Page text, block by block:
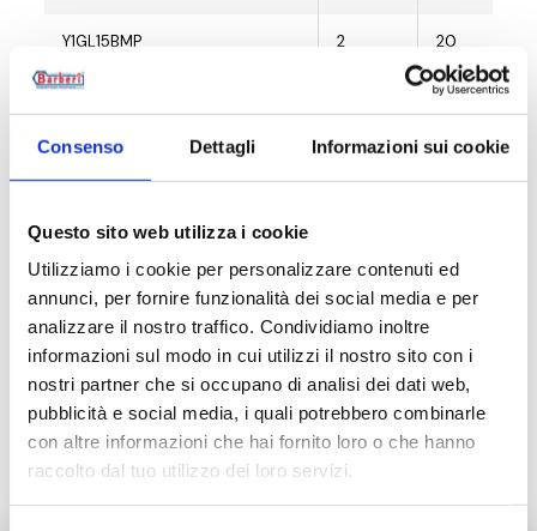
Consenso Dettagli Informazioni sui cookie
Questo sito web utilizza i cookie
Utilizziamo i cookie per personalizzare contenuti ed
annunci, per fornire funzionalità dei social media e per
analizzare il nostro traffico. Condividiamo inoltre
informazioni sul modo in cui utilizzi il nostro sito con i
nostri partner che si occupano di analisi dei dati web,
pubblicità e social media, i quali potrebbero combinarle
con altre informazioni che hai fornito loro o che hanno
raccolto dal tuo utilizzo dei loro servizi.
Y1GL15BMP 2 20
Descripción
Documentación
Accesorios
Pieza de repuesto